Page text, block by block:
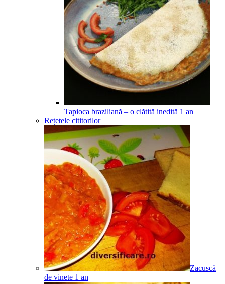
Tapioca braziliană – o clătită inedită 1 an
Rețetele cititorilor
Zacuscă
de vinete 1 an